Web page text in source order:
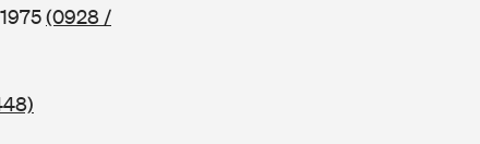
(0928 /